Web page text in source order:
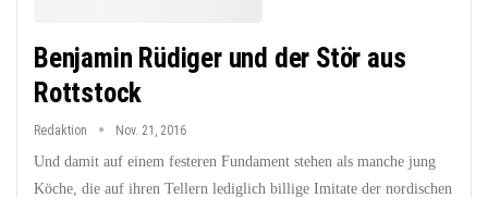
Benjamin Rüdiger und der Stör aus
Rottstock
Redaktion Nov. 21, 2016
Und damit auf einem festeren Fundament stehen als manche jung
Köche, die auf ihren Tellern lediglich billige Imitate der nordischen